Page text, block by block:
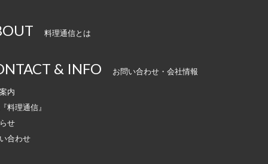
料理通信とは
& INFO お問い合わせ・会社情報
内
料理通信』
せ
合わせ